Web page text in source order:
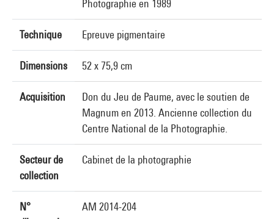
Photographie en 1989
Technique Epreuve pigmentaire
Dimensions 52 x 75,9 cm
Acquisition
Don du Jeu de Paume, avec le soutien de
Magnum en 2013. Ancienne collection du
Centre National de la Photographie.
Secteur de
collection
Cabinet de la photographie
N°
AM 2014-204